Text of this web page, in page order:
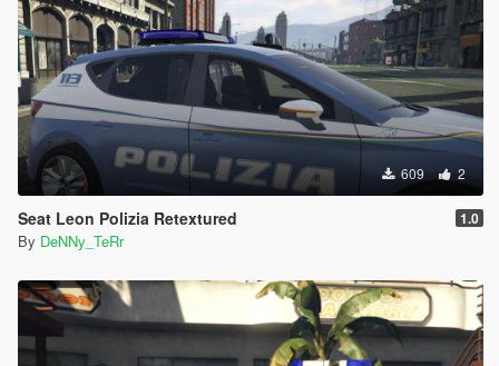
609 2
Seat Leon Polizia Retextured 1.0
By DeNNy_TeRr